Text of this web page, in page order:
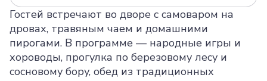
Гостей встречают во дворе с самоваром на
дровах, травяным чаем и домашними
пирогами. В программе — народные игры и
хороводы, прогулка по березовому лесу и
сосновому бору, обед из традиционных